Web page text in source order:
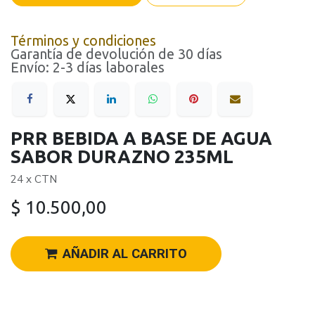
Términos y condiciones
Garantía de devolución de 30 días
Envío: 2-3 días laborales
PRR BEBIDA A BASE DE AGUA
SABOR DURAZNO 235ML
24 x CTN
$ 10.500,00
AÑADIR AL CARRITO